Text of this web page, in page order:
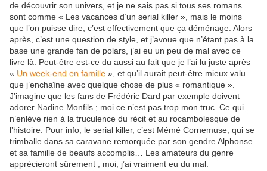
de découvrir son univers, et je ne sais pas si tous ses romans
sont comme « Les vacances d’un serial killer », mais le moins
que l’on puisse dire, c’est effectivement que ça déménage. Alors
après, c’est une question de style, et j’avoue que n’étant pas à la
base une grande fan de polars, j’ai eu un peu de mal avec ce
livre là. Peut-être est-ce du aussi au fait que je l’ai lu juste après
« Un week-end en famille », et qu’il aurait peut-être mieux valu
que j’enchaîne avec quelque chose de plus « romantique ».
J’imagine que les fans de Frédéric Dard par exemple doivent
adorer Nadine Monfils ; moi ce n’est pas trop mon truc. Ce qui
n’enlève rien à la truculence du récit et au rocambolesque de
l’histoire. Pour info, le serial killer, c’est Mémé Cornemuse, qui se
trimballe dans sa caravane remorquée par son gendre Alphonse
et sa famille de beaufs accomplis… Les amateurs du genre
apprécieront sûrement ; moi, j’ai vraiment eu du mal.